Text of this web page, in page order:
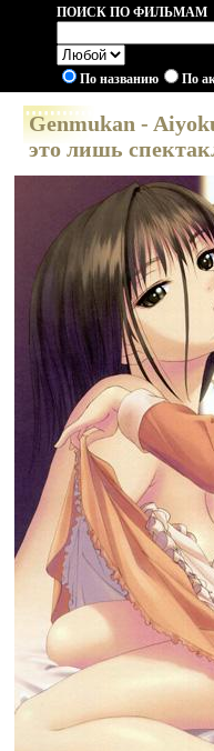
ПОИСК ПО ФИЛЬМАМ
По названию По
Genmukan -
это лишь